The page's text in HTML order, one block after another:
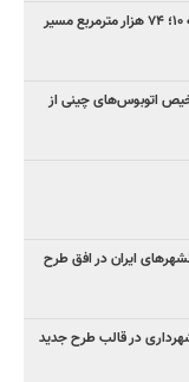
افزایش ۹ برابری احداث پیاده‌رو در منطقه ۱۰؛ ۷۴ هزار مترمربع مسیر
اتوبوس‌های چینی از
ایران در افق طرح
در قالب طرح جدید